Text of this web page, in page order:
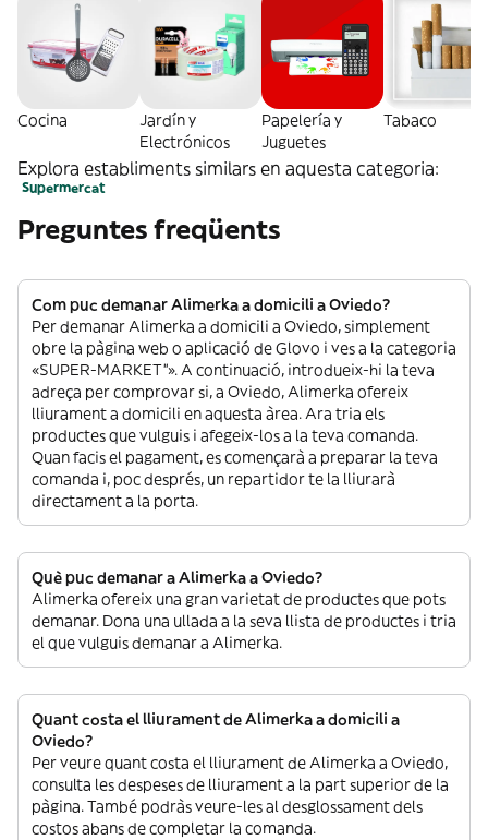
Cocina
Jardín y
Electrónicos
Papelería y
Juguetes
Tabaco
Explora establiments similars en aquesta categoria:
Supermercat
Preguntes freqüents
Com puc demanar Alimerka a domicili a Oviedo?
Per demanar Alimerka a domicili a Oviedo, simplement
obre la pàgina web o aplicació de Glovo i ves a la categoria
«SUPER-MARKET”». A continuació, introdueix-hi la teva
adreça per comprovar si, a Oviedo, Alimerka ofereix
lliurament a domicili en aquesta àrea. Ara tria els
productes que vulguis i afegeix-los a la teva comanda.
Quan facis el pagament, es començarà a preparar la teva
comanda i, poc després, un repartidor te la lliurarà
directament a la porta.
Què puc demanar a Alimerka a Oviedo?
Alimerka ofereix una gran varietat de productes que pots
demanar. Dona una ullada a la seva llista de productes i tria
el que vulguis demanar a Alimerka.
Quant costa el lliurament de Alimerka a domicili a
Oviedo?
Per veure quant costa el lliurament de Alimerka a Oviedo,
consulta les despeses de lliurament a la part superior de la
pàgina. També podràs veure-les al desglossament dels
costos abans de completar la comanda.